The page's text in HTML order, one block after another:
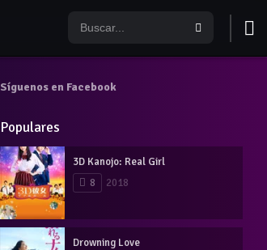
Síguenos en Facebook
Populares
3D Kanojo: Real Girl
8
2018
Drowning Love